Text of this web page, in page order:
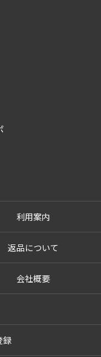
利用案内
返品について
会社概要
録